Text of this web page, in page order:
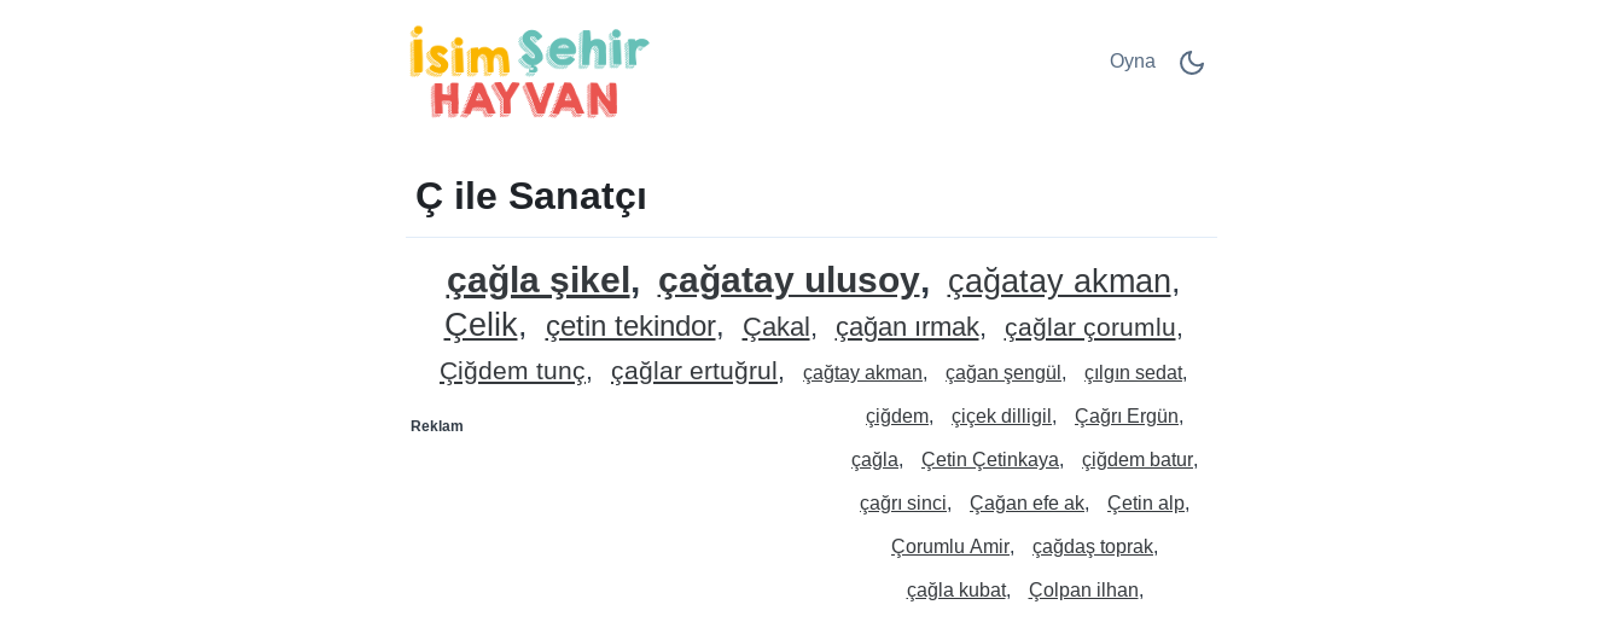
Oyna
Ç ile Sanatçı
çağla şikel çağatay ulusoy
çağatay akman
Çelik
çetin tekindor Çakal çağan ırmak
çağlar çorumlu
Çiğdem tunç
çağlar ertuğrul çağtay akman çağan şengül çılgın sedat
çiğdem çiçek dilligil
Reklam Çağrı Ergün
çağla Çetin Çetinkaya çiğdem batur
çağrı sinci Çağan efe ak Çetin alp
Çorumlu Amir çağdaş toprak
çağla kubat Çolpan ilhan